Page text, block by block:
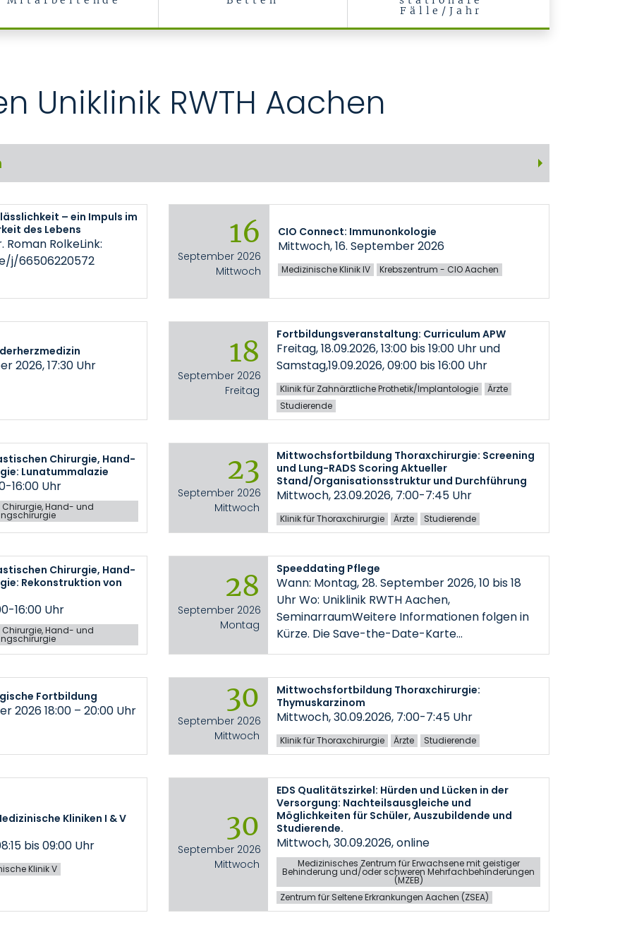
Fälle/Jahr
Uniklinik RWTH Aachen
– ein Impuls im
des Lebens
RolkeLink:
j/66506220572
16
September 2026
Mittwoch
CIO Connect: Immunonkologie
Mittwoch, 16. September 2026
Medizinische Klinik IV Krebszentrum - CIO Aachen
2026, 17:30 Uhr 18
September 2026
Freitag
Fortbildungsveranstaltung: Curriculum APW
Freitag, 18.09.2026, 13:00 bis 19:00 Uhr und
Samstag,19.09.2026, 09:00 bis 16:00 Uhr
Klinik für Zahnärztliche Prothetik/Implantologie
Ärzte
Studierende
Chirurgie, Hand-
Lunatummalazie
16:00 Uhr
Chirurgie, Hand- und
23
September 2026
Mittwoch
Mittwochsfortbildung Thoraxchirurgie: Screening
und Lung-RADS Scoring Aktueller
Stand/Organisationsstruktur und Durchführung
Mittwoch, 23.09.2026, 7:00-7:45 Uhr
Klinik für Thoraxchirurgie Ärzte Studierende
Chirurgie, Hand-
Rekonstruktion von
16:00 Uhr
Chirurgie, Hand- und
28
September 2026
Montag
Speeddating Pflege
Wann: Montag, 28. September 2026, 10 bis 18
Uhr Wo: Uniklinik RWTH Aachen,
SeminarraumWeitere Informationen folgen in
Kürze. Die Save-the-Date-Karte…
Fortbildung
2026 18:00 – 20:00 Uhr 30
September 2026
Mittwoch
Mittwochsfortbildung Thoraxchirurgie:
Thymuskarzinom
Mittwoch, 30.09.2026, 7:00-7:45 Uhr
Klinik für Thoraxchirurgie Ärzte Studierende
Kliniken I & V
bis 09:00 Uhr
Klinik V
30
September 2026
Mittwoch
EDS Qualitätszirkel: Hürden und Lücken in der
Versorgung: Nachteilsausgleiche und
Möglichkeiten für Schüler, Auszubildende und
Studierende.
Mittwoch, 30.09.2026, online
Medizinisches Zentrum für Erwachsene mit geistiger
Behinderung und/oder schweren Mehrfachbehinderungen
(MZEB)
Zentrum für Seltene Erkrankungen Aachen (ZSEA)